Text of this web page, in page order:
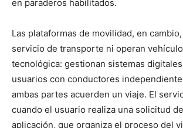
en paraderos habilitados.
Las plataformas de movilidad, en
servicio de transporte ni operan
tecnológica: gestionan sistemas
usuarios con conductores
ambas partes acuerden un viaje. El
cuando el usuario realiza una solicitud
aplicación, que organiza el proceso del